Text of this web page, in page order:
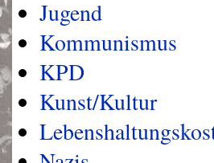
Jugend
Kommunismus
KPD
Kunst/Kultur